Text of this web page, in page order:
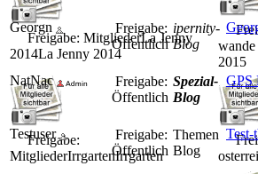
Freigabe: MitgliederLa Jenny
2014La Jenny 2014
wande
2015
Freigabe:
MitgliederIrrgartenIrrgarten
Georgn
Freigabe:
Öffentlich
ipernity-
Blog
NatNac
Freigabe:
Öffentlich
Spezial-
Blog
GPS
Testuser
Freigabe:
Öffentlich
Themen
Blog
Test-